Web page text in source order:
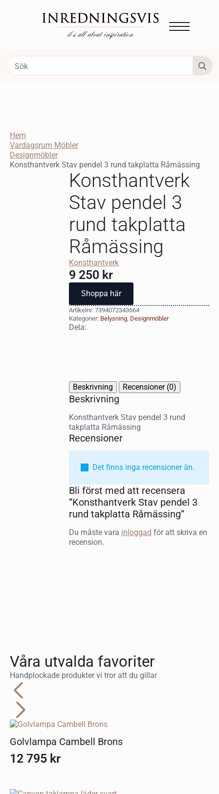
Hem
Vardagsrum Möbler
Designmöbler
Konsthantverk Stav pendel 3 rund takplatta Råmässing
Konsthantverk
Stav pendel 3
rund takplatta
Råmässing
Konsthantverk
9 250 kr
Shoppa här
Artikelnr:7394072343664
Kategorier: Belysning, Designmöbler
Dela:
Beskrivning Recensioner (0)
Beskrivning
Konsthantverk Stav pendel 3 rund
takplatta Råmässing
Recensioner
Det finns inga recensioner än.
Bli först med att recensera
”Konsthantverk Stav pendel 3
rund takplatta Råmässing”
Du måste vara inloggad för att skriva en
recension.
Våra utvalda favoriter
Handplockade produkter vi tror att du gillar
Golvlampa Cambell Brons
12 795 kr